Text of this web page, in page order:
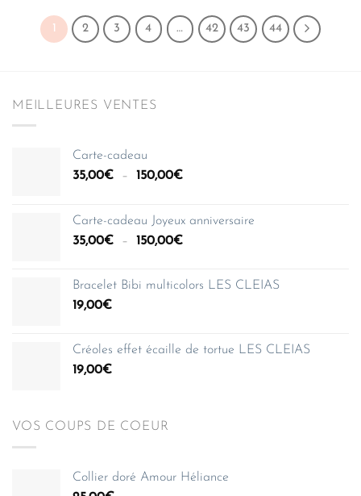
1 2 3 4 … 42 43 44
MEILLEURES VENTES
Carte-cadeau
35,00€ – 150,00€Plage
35,00€
à
Carte-cadeau Joyeux anniversaire
35,00€ – 150,00€Plage
35,00€
Bracelet Bibi multicolors LES CLEIAS
19,00€
Créoles effet écaille de tortue LES CLEIAS
19,00€
VOS COUPS DE COEUR
Collier doré Amour Héliance